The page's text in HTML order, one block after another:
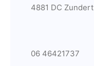
4881 DC Zundert
06 46421737